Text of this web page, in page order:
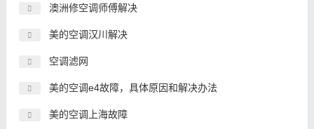
澳洲修空调师傅解决
美的空调汉川解决
空调滤网
美的空调e4故障，具体原因和解决办法
美的空调上海故障